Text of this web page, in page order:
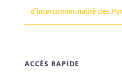
d’intercommunalité des
ACCÈS RAPIDE